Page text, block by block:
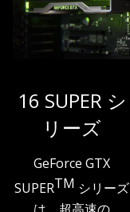
16 SUPER シ
リーズ
GeForce GTX
SUPERTM シリーズ
は、超高速の